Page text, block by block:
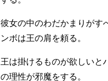
彼女の中のわだかまりがす
ンボは王の肩を頼る。
王は掛けるものが欲しいと
の理性が邪魔をする。